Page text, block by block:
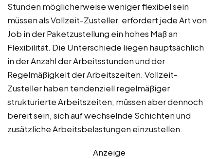
Stunden möglicherweise weniger flexibel sein
müssen als Vollzeit-Zusteller, erfordert jede Art von
Job in der Paketzustellung ein hohes Maß an
Flexibilität. Die Unterschiede liegen hauptsächlich
in der Anzahl der Arbeitsstunden und der
Regelmäßigkeit der Arbeitszeiten. Vollzeit-
Zusteller haben tendenziell regelmäßiger
strukturierte Arbeitszeiten, müssen aber dennoch
bereit sein, sich auf wechselnde Schichten und
zusätzliche Arbeitsbelastungen einzustellen.
Anzeige